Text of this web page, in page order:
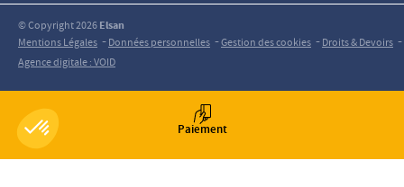
Paiement
© Copyright 2026Elsan
Mentions Légales -Données personnelles -Gestion des cookies -Droits & Devoirs -
Agence digitale : VOID